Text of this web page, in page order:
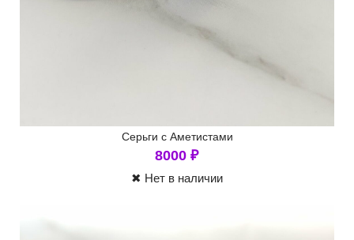
Серьги с Аметистами
8000 ₽
✖ Нет в наличии